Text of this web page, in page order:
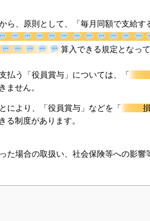
締役
ら、原則として、「毎月同額で支給す
算入できる規定
払う「役員賞与」については、「
できません。
により、「役員賞与」などを「
できる制度があります。
場合の取扱い、社会保険等への影響